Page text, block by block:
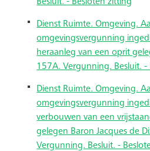
Dienst Ruimte. Omgeving.
omgevingsvergunning
heraanleg van een oprit
157A. Vergunning. Besluit. -
Dienst Ruimte. Omgeving.
omgevingsvergunning
verbouwen van een
gelegen Baron Jacques de
Vergunning. Besluit. -